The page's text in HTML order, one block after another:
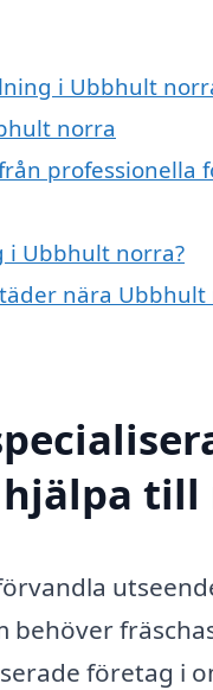
i Ubbhult
norra
professionella
i Ubbhult norra?
nära Ubbhult
till
behöver
företag i